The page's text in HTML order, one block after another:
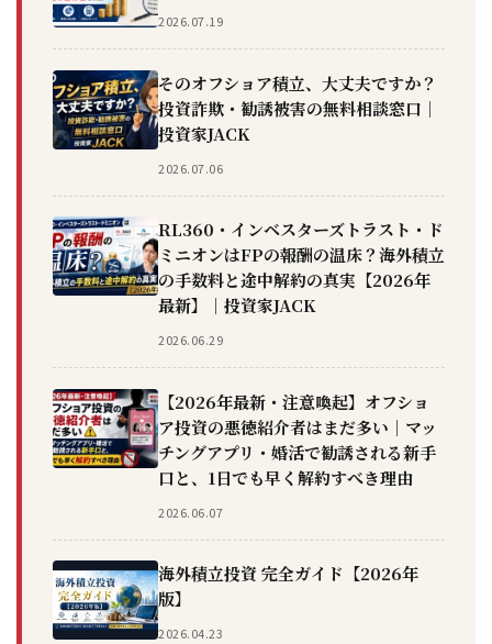
2026.07.19
そのオフショア積立、大丈夫ですか？
投資詐欺・勧誘被害の無料相談窓口｜
投資家JACK
2026.07.06
RL360・インベスターズトラスト・ド
ミニオンはFPの報酬の温床？海外積立
の手数料と途中解約の真実【2026年
最新】｜投資家JACK
2026.06.29
【2026年最新・注意喚起】オフショ
ア投資の悪徳紹介者はまだ多い｜マッ
チングアプリ・婚活で勧誘される新手
口と、1日でも早く解約すべき理由
2026.06.07
海外積立投資 完全ガイド【2026年
版】
2026.04.23